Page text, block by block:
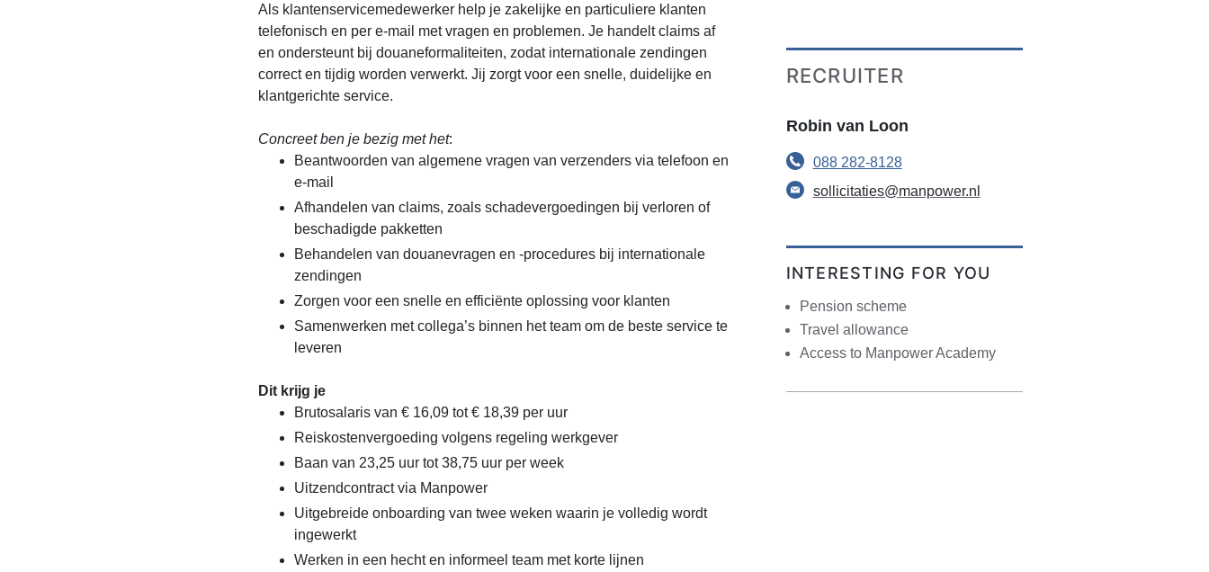
Als klantenservicemedewerker help je zakelijke en particuliere klanten
telefonisch en per e-mail met vragen en problemen. Je handelt claims af
en ondersteunt bij douaneformaliteiten, zodat internationale zendingen
correct en tijdig worden verwerkt. Jij zorgt voor een snelle, duidelijke en
klantgerichte service.
Concreet ben je bezig met het:
Beantwoorden van algemene vragen van verzenders via telefoon en
e-mail
Afhandelen van claims, zoals schadevergoedingen bij verloren of
beschadigde pakketten
Behandelen van douanevragen en -procedures bij internationale
zendingen
Zorgen voor een snelle en efficiënte oplossing voor klanten
Samenwerken met collega’s binnen het team om de beste service te
leveren
Dit krijg je
Brutosalaris van € 16,09 tot € 18,39 per uur
Reiskostenvergoeding volgens regeling werkgever
Baan van 23,25 uur tot 38,75 uur per week
Uitzendcontract via Manpower
Uitgebreide onboarding van twee weken waarin je volledig wordt
ingewerkt
Werken in een hecht en informeel team met korte lijnen
RECRUITER
Robin van Loon
088 282-8128
sollicitaties@manpower.nl
INTERESTING FOR YOU
Pension scheme
Travel allowance
Access to Manpower Academy